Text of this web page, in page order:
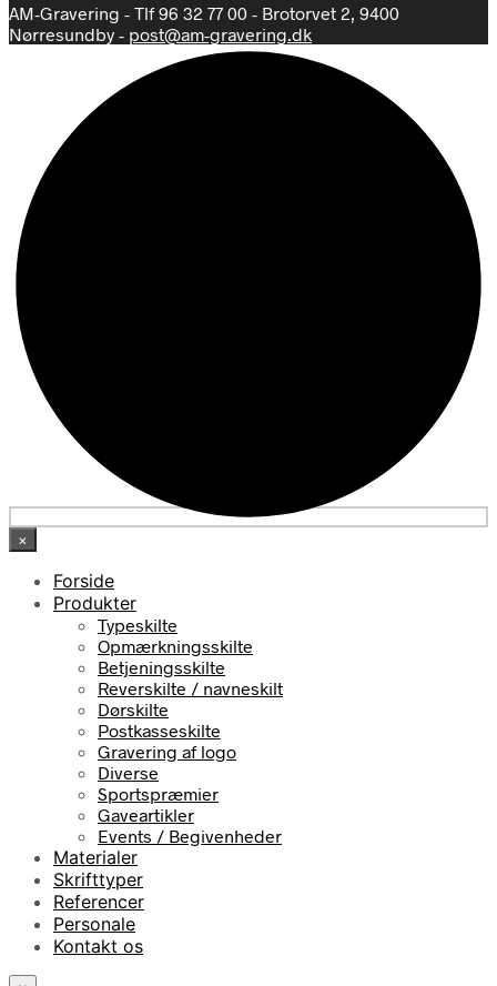
AM-Gravering - Tlf 96 32 77 00 - Brotorvet 2, 9400
Nørresundby - post@am-gravering.dk
×
Forside
Produkter
Typeskilte
Opmærkningsskilte
Betjeningsskilte
Reverskilte / navneskilt
Dørskilte
Postkasseskilte
Gravering af logo
Diverse
Sportspræmier
Gaveartikler
Events / Begivenheder
Materialer
Skrifttyper
Referencer
Personale
Kontakt os